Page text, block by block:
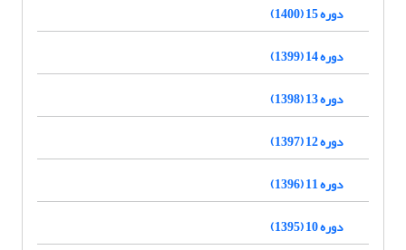
دوره 15 (1400)
دوره 14 (1399)
دوره 13 (1398)
دوره 12 (1397)
دوره 11 (1396)
دوره 10 (1395)